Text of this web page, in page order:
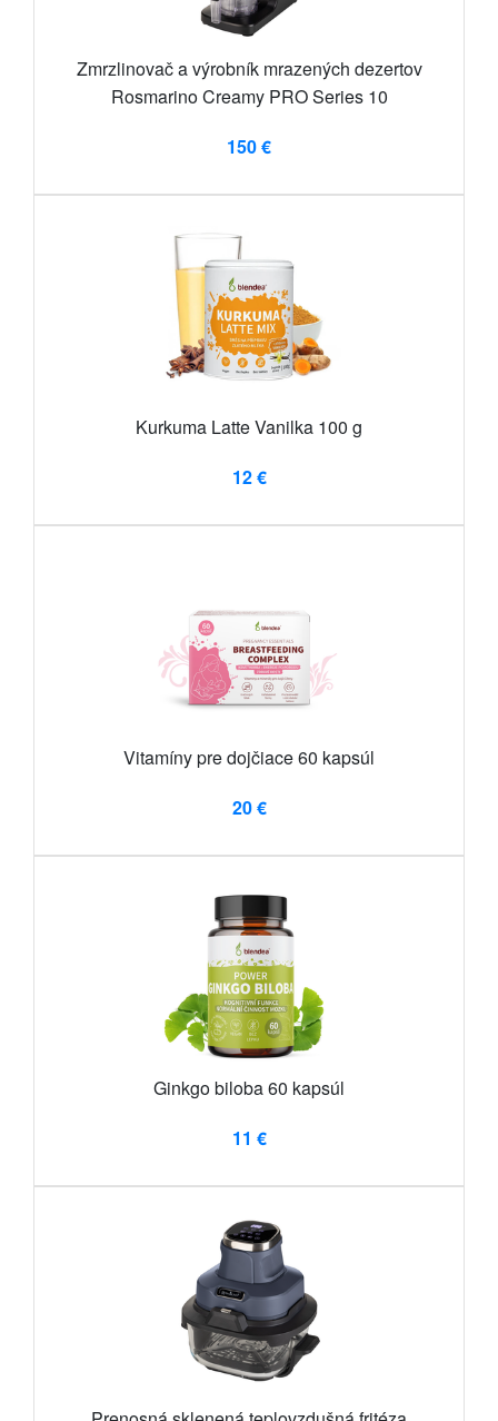
Zmrzlinovač a výrobník mrazených dezertov
Rosmarino Creamy PRO Series 10
150 €
Kurkuma Latte Vanilka 100 g
12 €
Vitamíny pre dojčiace 60 kapsúl
20 €
Ginkgo biloba 60 kapsúl
11 €